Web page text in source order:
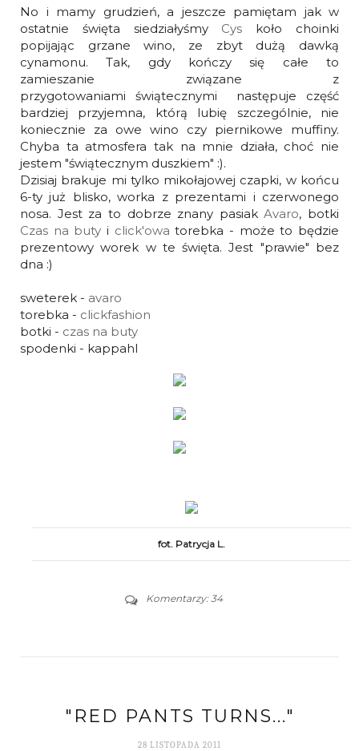
No i mamy grudzień, a jeszcze pamiętam jak w
ostatnie święta siedziałyśmy Cys koło choinki
popijając grzane wino, ze zbyt dużą dawką
cynamonu. Tak, gdy kończy się całe to
zamieszanie związane z
przygotowaniami świątecznymi następuje część
bardziej przyjemna, którą lubię szczególnie, nie
koniecznie za owe wino czy piernikowe muffiny.
Chyba ta atmosfera tak na mnie działa, choć nie
jestem "świątecznym duszkiem" :).
Dzisiaj brakuje mi tylko mikołajowej czapki, w końcu
6-ty już blisko, worka z prezentami i czerwonego
nosa. Jest za to dobrze znany pasiakAvaro, botki
Czas na buty i click'owa torebka - może to będzie
prezentowy worek w te święta. Jest "prawie" bez
dna :)
sweterek - avaro
torebka - clickfashion
botki - czas na buty
spodenki - kappahl
fot. Patrycja L.
Komentarzy: 34
"RED PANTS TURNS..."
28 LISTOPADA 2011